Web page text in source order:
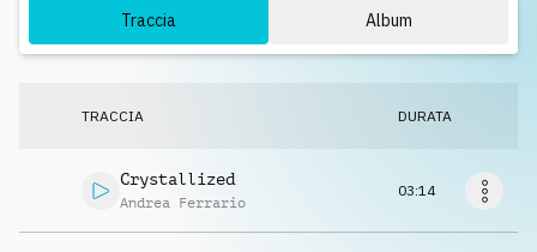
Traccia Album
TRACCIA DURATA
Crystallized
Andrea Ferrario
03:14